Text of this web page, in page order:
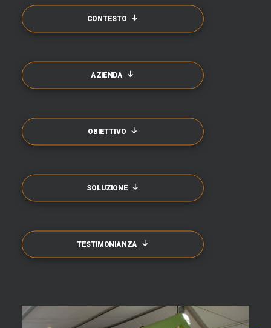
CONTESTO
AZIENDA
OBIETTIVO
SOLUZIONE
TESTIMONIANZA